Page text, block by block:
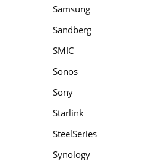
Samsung
Sandberg
SMIC
Sonos
Sony
Starlink
SteelSeries
Synology